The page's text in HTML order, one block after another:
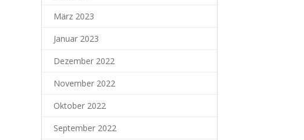
März 2023
Januar 2023
Dezember 2022
November 2022
Oktober 2022
September 2022